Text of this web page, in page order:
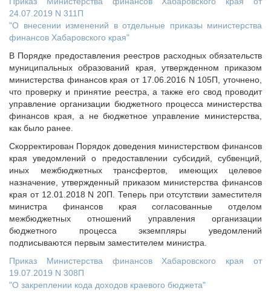
24.07.2019 N 311П
"О внесении изменений в отдельные приказы министерства
финансов Хабаровского края"
В Порядке предоставления реестров расходных обязательств
муниципальных образований края, утвержденном приказом
министерства финансов края от 17.06.2016 N 105П, уточнено,
что проверку и принятие реестра, а также его свод проводит
управление организации бюджетного процесса министерства
финансов края, а не бюджетное управление министерства,
как было ранее.
Скорректирован Порядок доведения министерством финансов
края уведомлений о предоставлении субсидий, субвенций,
иных межбюджетных трансфертов, имеющих целевое
назначение, утвержденный приказом министерства финансов
края от 12.01.2018 N 20П. Теперь при отсутствии заместителя
министра финансов края согласованные отделом
межбюджетных отношений управления организации
бюджетного процесса экземпляры уведомлений
подписываются первым заместителем министра.
Приказ Министерства финансов Хабаровского края от
19.07.2019 N 308П
"О закреплении кода доходов краевого бюджета"